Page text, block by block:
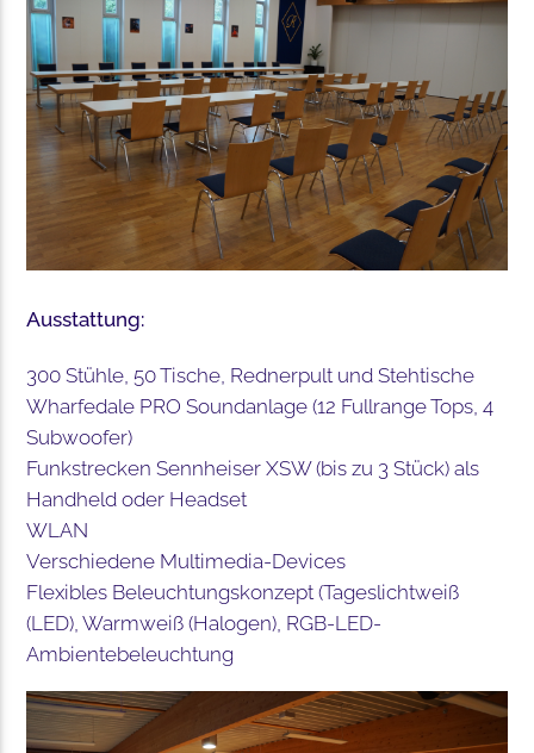
Ausstattung:
300 Stühle, 50 Tische, Rednerpult und Stehtische
Wharfedale PRO Soundanlage (12 Fullrange Tops, 4
Subwoofer)
Funkstrecken Sennheiser XSW (bis zu 3 Stück) als
Handheld oder Headset
WLAN
Verschiedene Multimedia-Devices
Flexibles Beleuchtungskonzept (Tageslichtweiß
(LED), Warmweiß (Halogen), RGB-LED-
Ambientebeleuchtung